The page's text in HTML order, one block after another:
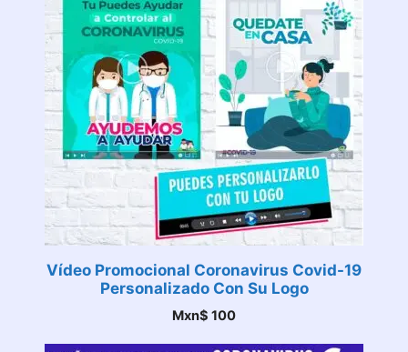
Vídeo Promocional Coronavirus Covid-19
Personalizado Con Su Logo
Mxn$ 100